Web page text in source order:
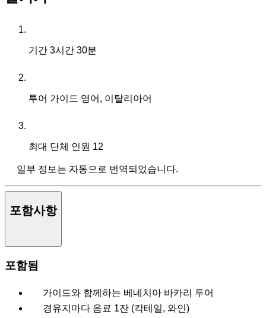
기간 3시간 30분
투어 가이드 영어, 이탈리아어
최대 단체 인원 12
일부 정보는 자동으로 번역되었습니다.
포함사항
포함됨
가이드와 함께하는 베네치아 바카리 투어
경유지마다 음료 1잔 (칵테일, 와인)